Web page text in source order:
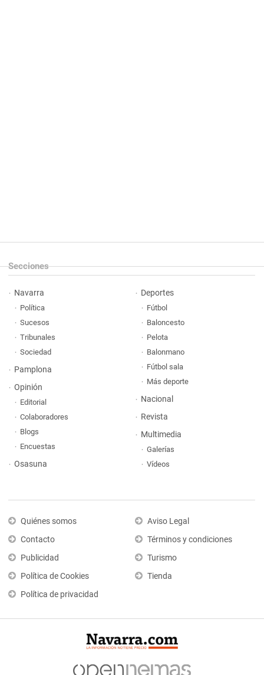
Secciones
Navarra
Política
Sucesos
Tribunales
Sociedad
Pamplona
Opinión
Editorial
Colaboradores
Blogs
Encuestas
Osasuna
Deportes
Fútbol
Baloncesto
Pelota
Balonmano
Fútbol sala
Más deporte
Nacional
Revista
Multimedia
Galerías
Vídeos
Quiénes somos
Contacto
Publicidad
Política de Cookies
Política de privacidad
Aviso Legal
Términos y condiciones
Turismo
Tienda